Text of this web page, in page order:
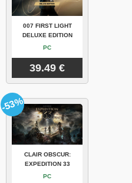
007 FIRST LIGHT
DELUXE EDITION
PC
39.49 €
CLAIR OBSCUR:
EXPEDITION 33
PC
-53%